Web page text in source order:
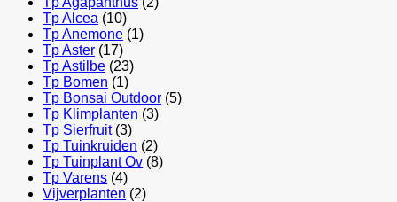
Tp Alcea (10)
Tp Anemone (1)
Tp Aster (17)
Tp Astilbe (23)
Tp Bomen (1)
Tp Bonsai Outdoor (5)
Tp Klimplanten (3)
Tp Sierfruit (3)
Tp Tuinkruiden (2)
Tp Tuinplant Ov (8)
Tp Varens (4)
Vijverplanten (2)